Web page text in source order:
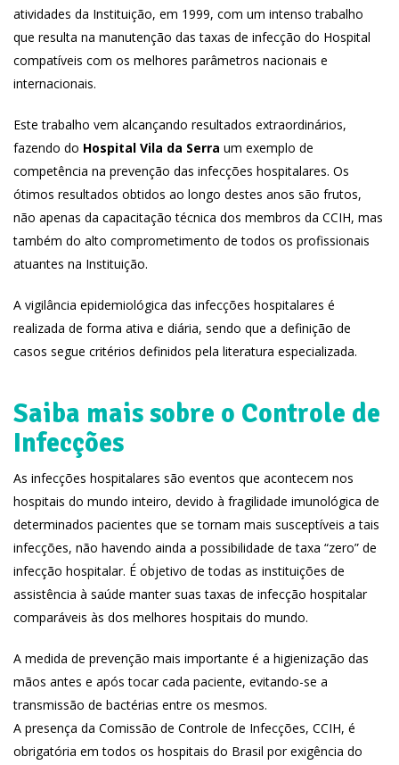
atividades da Instituição, em 1999, com um intenso trabalho
que resulta na manutenção das taxas de infecção do Hospital
compatíveis com os melhores parâmetros nacionais e
internacionais.
Este trabalho vem alcançando resultados extraordinários,
fazendo do Hospital Vila da Serra um exemplo de
competência na prevenção das infecções hospitalares. Os
ótimos resultados obtidos ao longo destes anos são frutos,
não apenas da capacitação técnica dos membros da CCIH, mas
também do alto comprometimento de todos os profissionais
atuantes na Instituição.
A vigilância epidemiológica das infecções hospitalares é
realizada de forma ativa e diária, sendo que a definição de
casos segue critérios definidos pela literatura especializada.
Saiba mais sobre o Controle de
Infecções
As infecções hospitalares são eventos que acontecem nos
hospitais do mundo inteiro, devido à fragilidade imunológica de
determinados pacientes que se tornam mais susceptíveis a tais
infecções, não havendo ainda a possibilidade de taxa “zero” de
infecção hospitalar. É objetivo de todas as instituições de
assistência à saúde manter suas taxas de infecção hospitalar
comparáveis às dos melhores hospitais do mundo.
A medida de prevenção mais importante é a higienização das
mãos antes e após tocar cada paciente, evitando-se a
transmissão de bactérias entre os mesmos.
A presença da Comissão de Controle de Infecções, CCIH, é
obrigatória em todos os hospitais do Brasil por exigência do